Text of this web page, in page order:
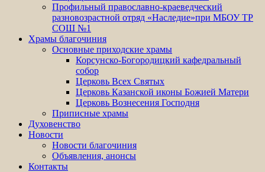
Профильный православно-краеведческий
разновозрастной отряд «Наследие»при МБОУ ТР
СОШ №1
Храмы благочиния
Основные приходские храмы
Корсунско-Богородицкий кафедральный
собор
Церковь Всех Святых
Церковь Казанской иконы Божией Матери
Церковь Вознесения Господня
Приписные храмы
Духовенство
Новости
Новости благочиния
Объявления, анонсы
Контакты